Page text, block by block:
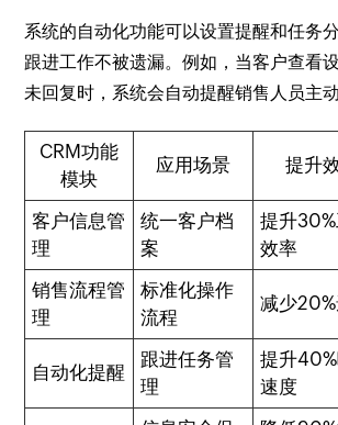
系统的自动化功能可以设置提醒和任务
跟进工作不被遗漏。例如，当客户查看
未回复时，系统会自动提醒销售人员主动
CRM功能
模块
应用场景 提升
客户信息管
理
统一客户档
案
提升
效率
销售流程管
理
标准化操作
流程
减少
自动化提醒
跟进任务管
理
提升
速度